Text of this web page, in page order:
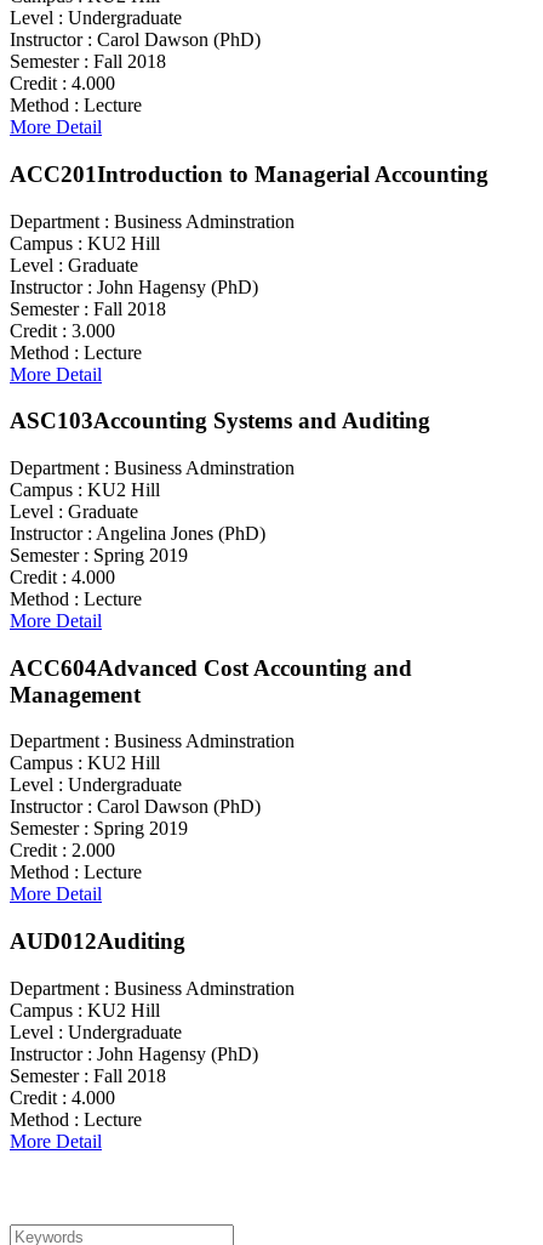
Level : Undergraduate
Instructor : Carol Dawson (PhD)
Semester : Fall 2018
Credit : 4.000
Method : Lecture
More Detail
ACC201Introduction to Managerial Accounting
Department : Business Adminstration
Campus : KU2 Hill
Level : Graduate
Instructor : John Hagensy (PhD)
Semester : Fall 2018
Credit : 3.000
Method : Lecture
More Detail
ASC103Accounting Systems and Auditing
Department : Business Adminstration
Campus : KU2 Hill
Level : Graduate
Instructor : Angelina Jones (PhD)
Semester : Spring 2019
Credit : 4.000
Method : Lecture
More Detail
ACC604Advanced Cost Accounting and
Management
Department : Business Adminstration
Campus : KU2 Hill
Level : Undergraduate
Instructor : Carol Dawson (PhD)
Semester : Spring 2019
Credit : 2.000
Method : Lecture
More Detail
AUD012Auditing
Department : Business Adminstration
Campus : KU2 Hill
Level : Undergraduate
Instructor : John Hagensy (PhD)
Semester : Fall 2018
Credit : 4.000
Method : Lecture
More Detail